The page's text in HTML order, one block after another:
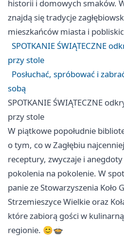
historii i domowych smaków.
znajdą się tradycje
mieszkańców miasta i
SPOTKANIE ŚWIĄTECZNE
przy stole
Posłuchać, spróbować i
sobą
SPOTKANIE ŚWIĄTECZNE
przy stole
W piątkowe popołudnie
o tym, co w Zagłębiu
receptury, zwyczaje i
pokolenia na pokolenie. W
panie ze Stowarzyszenia Koło
Strzemieszyce Wielkie oraz
które zabiorą gości w
regionie. 😊🍲